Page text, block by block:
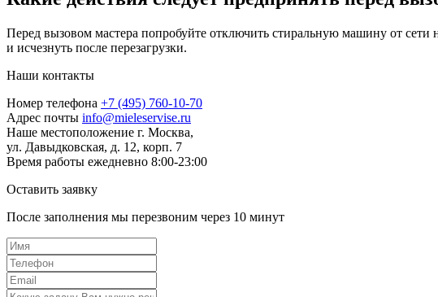
Перед вызовом мастера попробуйте отключить стиральную машину от
и исчезнуть после перезагрузки.
Наши контакты
Номер телефона +7 (495) 760-10-70
Адрес почты info@mieleservise.ru
Наше местоположение г. Москва,
ул. Давыдковская, д. 12, корп. 7
Время работы eжедневно 8:00-23:00
Оставить заявку
После заполнения мы перезвоним через 10 минут